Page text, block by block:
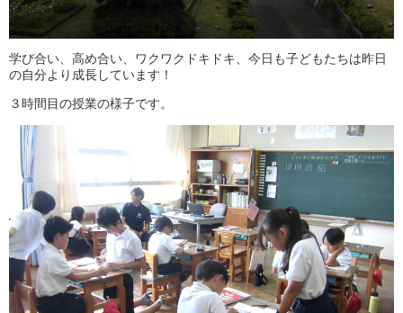
学び合い、高め合い、ワクワクドキドキ、今日も子どもたちは昨日
の自分より成長しています！
３時間目の授業の様子です。